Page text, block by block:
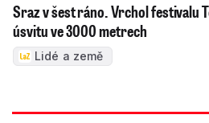
Sraz v šest ráno. Vrchol festivalu
úsvitu ve 3000 metrech
Lidé a země